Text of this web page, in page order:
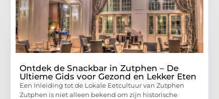
Ontdek de Snackbar in Zutphen – De
Ultieme Gids voor Gezond en Lekker Eten
Een Inleiding tot de Lokale Eetcultuur van Zutphen
Zutphen is niet alleen bekend om zijn historische